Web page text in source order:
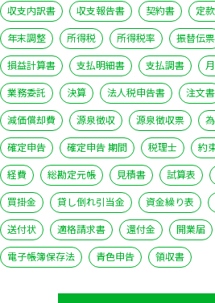
収支内訳書
収支報告書 契約書 定
年末調整
所得税 所得税率 振替伝票
損益計算書
支払明細書 支払調書
業務委託
決算 法人税申告書 注文書
減価償却費
源泉徴収 源泉徴収票
確定申告
確定申告 期間 税理士 約
経費
総勘定元帳 見積書 試算表
買掛金
貸し倒れ引当金 資金繰り表
送付状
適格請求書 還付金 開業届
電子帳簿保存法
青色申告 領収書